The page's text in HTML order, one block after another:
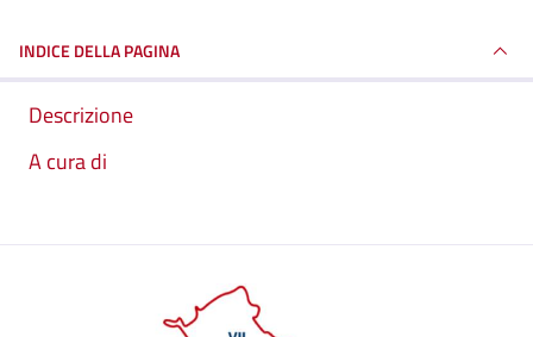
INDICE DELLA PAGINA
Descrizione
A cura di